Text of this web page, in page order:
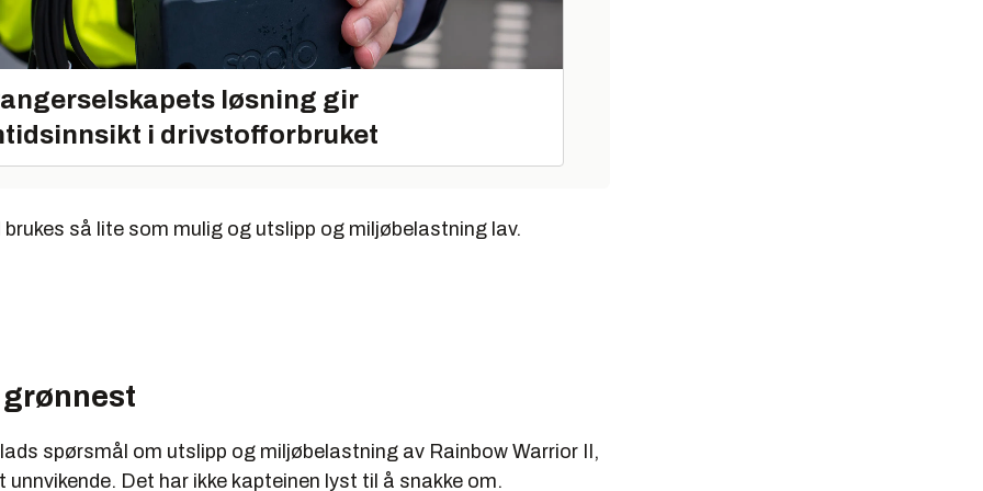
32.000 liter.
Penta D65A MT 1850 HP
dollar (ca. 23 mill. Euro)
meter
meter
4,6 meter
løsning gir
i drivstofforbruket
så lite som mulig og utslipp og miljøbelastning lav.
spørsmål om utslipp og miljøbelastning av Rainbow Warrior II,
unnvikende. Det har ikke kapteinen lyst til å snakke om.